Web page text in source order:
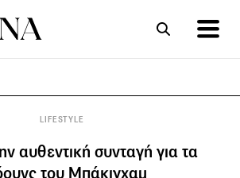
LIFESTYLE
αυθεντική συνταγή για τα
του Μπάκιγχαμ